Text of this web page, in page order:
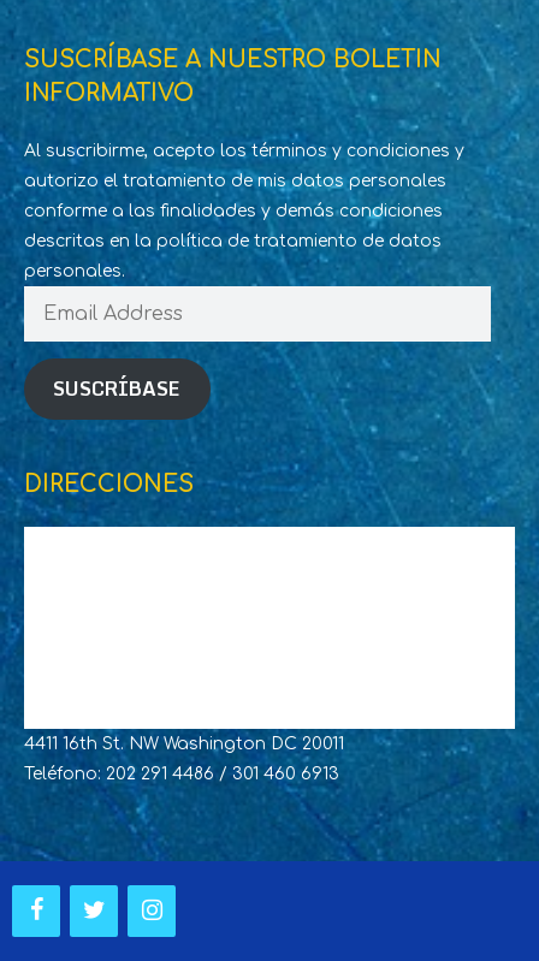
SUSCRÍBASE A NUESTRO BOLETIN
INFORMATIVO
Al suscribirme, acepto los términos y condiciones y
autorizo el tratamiento de mis datos personales
conforme a las finalidades y demás condiciones
descritas en la política de tratamiento de datos
personales.
Address
SUSCRÍBASE
DIRECCIONES
4411 16th St. NW Washington DC 20011
Teléfono: 202 291 4486 / 301 460 6913